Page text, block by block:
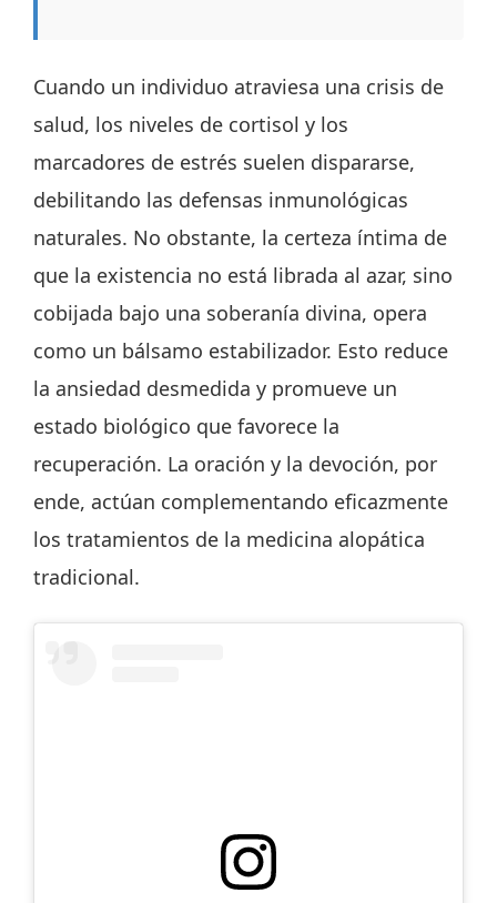
Cuando un individuo atraviesa una crisis de
salud, los niveles de cortisol y los
marcadores de estrés suelen dispararse,
debilitando las defensas inmunológicas
naturales. No obstante, la certeza íntima de
que la existencia no está librada al azar, sino
cobijada bajo una soberanía divina, opera
como un bálsamo estabilizador. Esto reduce
la ansiedad desmedida y promueve un
estado biológico que favorece la
recuperación. La oración y la devoción, por
ende, actúan complementando eficazmente
los tratamientos de la medicina alopática
tradicional.